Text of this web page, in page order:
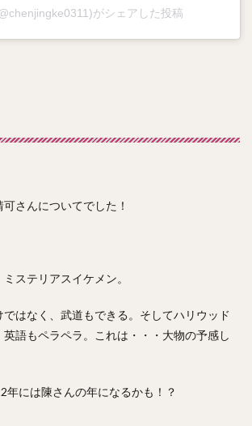
がシェアした投稿
さんについてでした！
ステリアスイケメン。
はなく、武道もできる。そしてハリウッド
語もペラペラ。これは・・・大物の予感し
年には陳さんの年になるかも！？